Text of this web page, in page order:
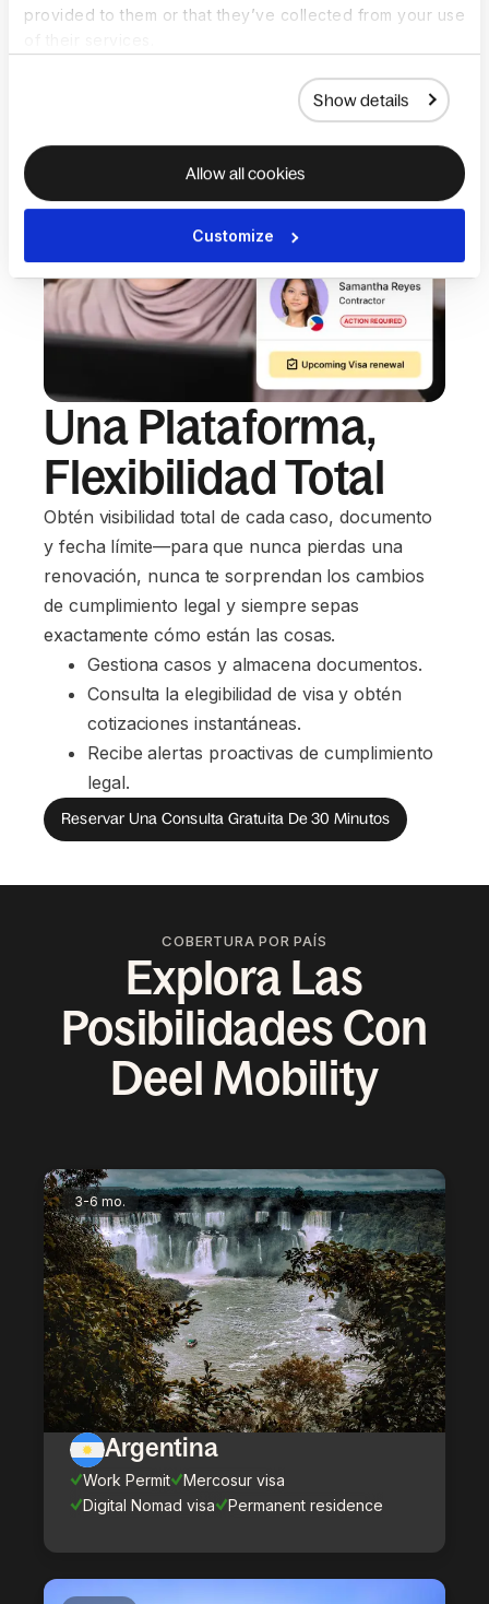
provided to them or that they’ve collected from your use
Show details
Allow all cookies
Customize
Una Plataforma,
Flexibilidad Total
Obtén visibilidad total de cada caso, documento
y fecha límite—para que nunca pierdas una
renovación, nunca te sorprendan los cambios
de cumplimiento legal y siempre sepas
exactamente cómo están las cosas.
Gestiona casos y almacena documentos.
Consulta la elegibilidad de visa y obtén
cotizaciones instantáneas.
Recibe alertas proactivas de cumplimiento
legal.
Reservar Una Consulta Gratuita De 30 Minutos
COBERTURA POR PAÍS
Explora Las
Posibilidades Con
Deel Mobility
3-6 mo.
Argentina
Work Permit
Mercosur visa
Digital Nomad visa
Permanent residence